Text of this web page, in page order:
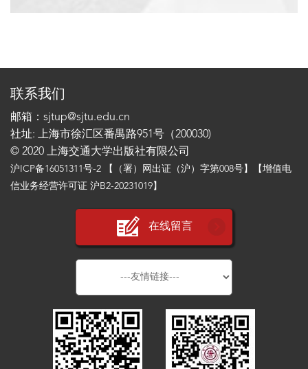
联系我们
邮箱：sjtup@sjtu.edu.cn
社址: 上海市徐汇区番禺路951号（200030)
© 2020 上海交通大学出版社有限公司
沪ICP备16051311号-2 【（署）网出证（沪）字第008号】【增值电
信业务经营许可证 沪B2-20231019】
在线留言